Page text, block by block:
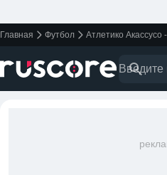
Главная Футбол Атлетико